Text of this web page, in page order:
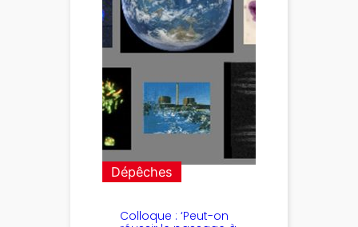
Dépêches
Colloque : ‘Peut-on